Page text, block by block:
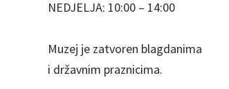
NEDJELJA: 10:00 – 14:00
Muzej je zatvoren blagdanima
i državnim praznicima.